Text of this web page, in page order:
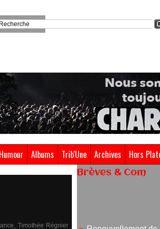
Humour Albums Trib'Une Archives Hors
Timothée Régnier
Brèves & Com
05/08/2026